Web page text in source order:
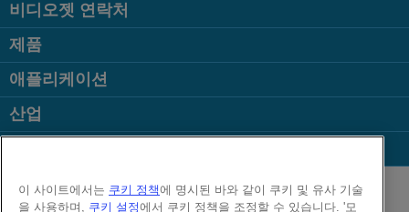
비디오젯 연락처
제품
애플리케이션
산업
이 사이트에서는 쿠키 정책에 명시된 바와 같이 쿠키 및 유사 기술
을 사용하며, 쿠키 설정에서 쿠키 정책을 조정할 수 있습니다. '모